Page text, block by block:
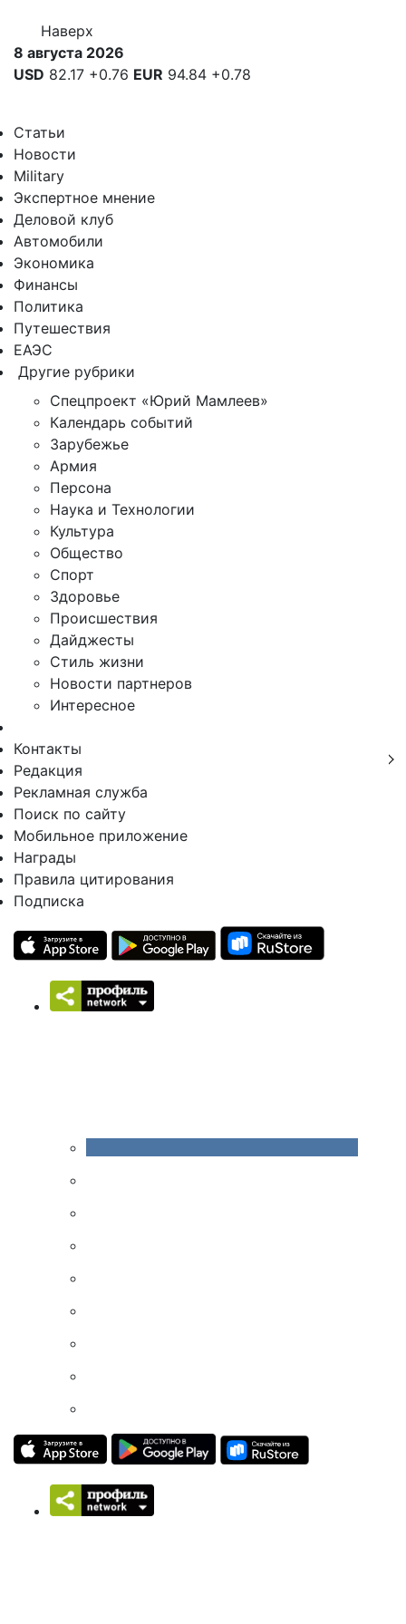
Наверх
8 августа 2026
USD 82.17 +0.76 EUR 94.84 +0.78
Статьи
Новости
Military
Экспертное мнение
Деловой клуб
Автомобили
Экономика
Финансы
Политика
Путешествия
ЕАЭС
Другие рубрики
Спецпроект «Юрий Мамлеев»
Календарь событий
Зарубежье
Армия
Персона
Наука и Технологии
Культура
Общество
Спорт
Здоровье
Происшествия
Дайджесты
Стиль жизни
Новости партнеров
Интересное
Контакты
Редакция
Рекламная служба
Поиск по сайту
Мобильное приложение
Награды
Правила цитирования
Подписка